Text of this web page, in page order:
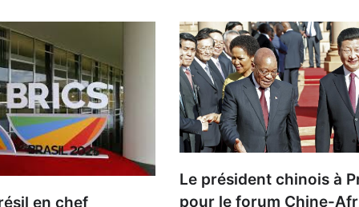
en chef
Le président chinois à
pour le forum Chine-